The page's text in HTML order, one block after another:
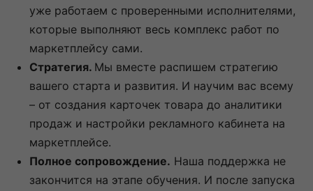
уже работаем с проверенными исполнителями,
которые выполняют весь комплекс работ по
маркетплейсу сами.
Стратегия. Мы вместе распишем стратегию
вашего старта и развития. И научим вас всему
– от создания карточек товара до аналитики
продаж и настройки рекламного кабинета на
маркетплейсе.
Полное сопровождение. Наша поддержка не
закончится на этапе обучения. И после запуска